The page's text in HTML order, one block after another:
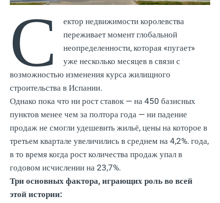
С
ектор недвижимости королевства
переживает момент глобальной
неопределенности, которая «пугает»
уже несколько месяцев в связи с
возможностью изменения курса жилищного
строительства в Испании.
Однако пока что ни рост ставок — на 450 базисных
пунктов менее чем за полтора года — ни падение
продаж не смогли удешевить жильё, цены на которое в
третьем квартале увеличились в среднем на 4,2%. года,
в то время когда рост количества продаж упал в
годовом исчислении на 23,7%.
Три основных фактора, играющих роль во всей
этой истории: